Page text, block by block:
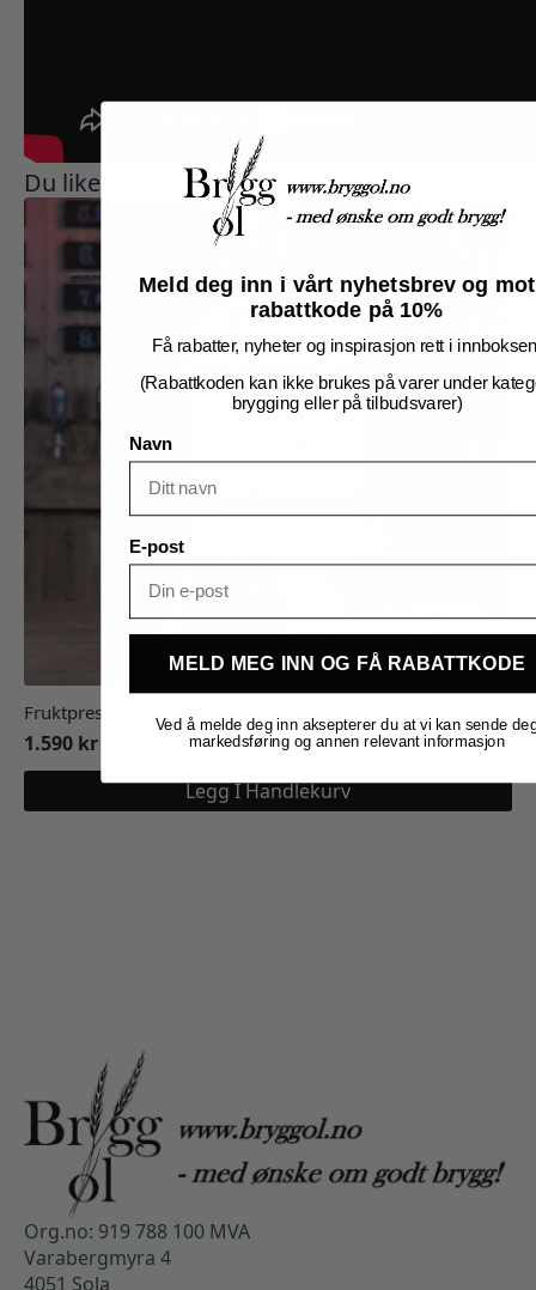
Du liker kanskje også…
Fruktpresse 18 liter
1.590 kr
Legg I Handlekurv
Org.no: 919 788 100 MVA
Varabergmyra 4
4051 Sola
Meld deg inn i vårt nyhetsbrev og
rabattkode på 10%
Få rabatter, nyheter og inspirasjon rett i
(Rabattkoden kan ikke brukes på varer under
brygging eller på tilbudsvarer)
Navn
E-post
MELD MEG INN OG FÅ RABATTKODE
Ved å melde deg inn aksepterer du at vi kan sende
markedsføring og annen relevant informasjon